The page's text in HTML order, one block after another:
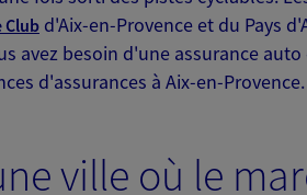
(orias.fr) : 07025453
Agent général d'assurance exclusif
Club d'Aix-en-Provence et du Pays
avez besoin d'une assurance
d'assurances à Aix-en-Provence.
ville où le